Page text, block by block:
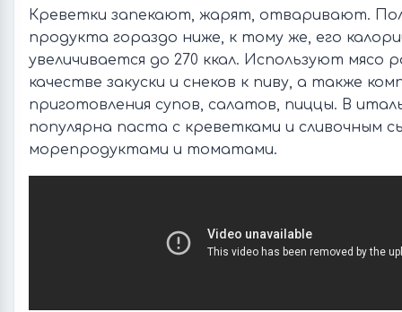
Креветки запекают, жарят, отваривают.
продукта гораздо ниже, к тому же, его
увеличивается до 270 ккал. Используют мясо
качестве закуски и снеков к пиву, а также
приготовления супов, салатов, пиццы. В
популярна паста с креветками и сливочным
морепродуктами и томатами.